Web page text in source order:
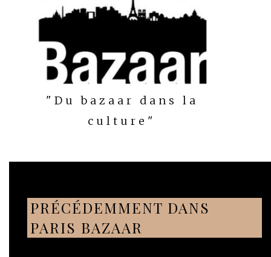
"Du bazaar dans la
culture"
PRÉCÉDEMMENT DANS
PARIS BAZAAR